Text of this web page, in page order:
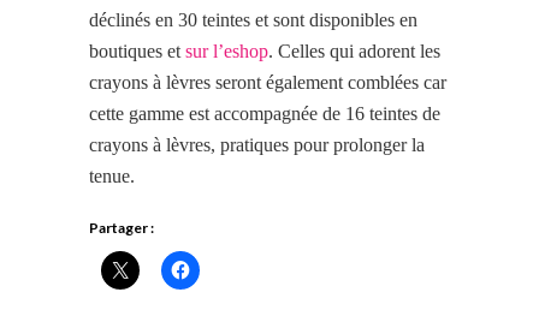
déclinés en 30 teintes et sont disponibles en
boutiques et sur l’eshop. Celles qui adorent les
crayons à lèvres seront également comblées car
cette gamme est accompagnée de 16 teintes de
crayons à lèvres, pratiques pourprolonger la
tenue.
Partager :